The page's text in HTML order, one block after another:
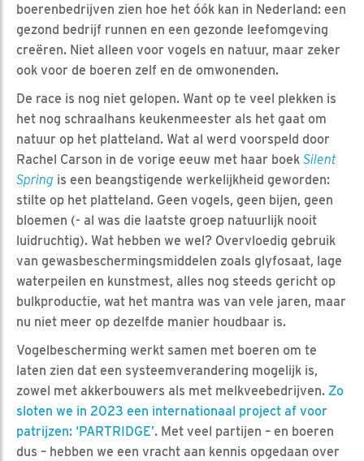
boerenbedrijven zien hoe het óók kan in Nederland: een
gezond bedrijf runnen en een gezonde leefomgeving
creëren. Niet alleen voor vogels en natuur, maar zeker
ook voor de boeren zelf en de omwonenden.
De race is nog niet gelopen. Want op te veel plekken is
het nog schraalhans keukenmeester als het gaat om
natuur op het platteland. Wat al werd voorspeld door
Rachel Carson in de vorige eeuw met haar boek Silent
Spring is een beangstigende werkelijkheid geworden:
stilte op het platteland. Geen vogels, geen bijen, geen
bloemen (- al was die laatste groep natuurlijk nooit
luidruchtig). Wat hebben we wel? Overvloedig gebruik
van gewasbeschermingsmiddelen zoals glyfosaat, lage
waterpeilen en kunstmest, alles nog steeds gericht op
bulkproductie, wat het mantra was van vele jaren, maar
nu niet meer op dezelfde manier houdbaar is.
Vogelbescherming werkt samen met boeren om te
laten zien dat een systeemverandering mogelijk is,
zowel met akkerbouwers als met melkveebedrijven. Zo
sloten we in 2023 een internationaal project af voor
patrijzen: ‘PARTRIDGE’. Met veel partijen – en boeren
dus – hebben we een vracht aan kennis opgedaan over